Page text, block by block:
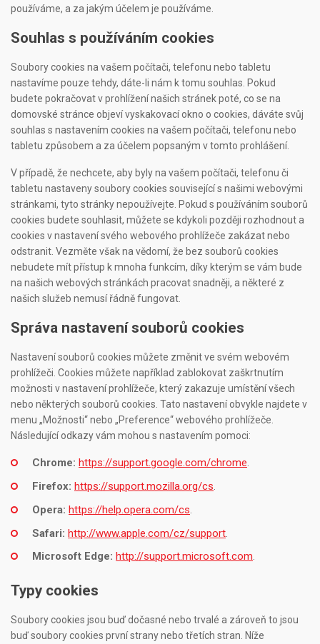
používáme, a za jakým účelem je používáme.
Souhlas s používáním cookies
Soubory cookies na vašem počítači, telefonu nebo tabletu
nastavíme pouze tehdy, dáte-li nám k tomu souhlas. Pokud
budete pokračovat v prohlížení našich stránek poté, co se na
domovské stránce objeví vyskakovací okno o cookies, dáváte svůj
souhlas s nastavením cookies na vašem počítači, telefonu nebo
tabletu způsobem a za účelem popsaným v tomto prohlášení.
V případě, že nechcete, aby byly na vašem počítači, telefonu či
tabletu nastaveny soubory cookies související s našimi webovými
stránkami, tyto stránky nepoužívejte. Pokud s používáním souborů
cookies budete souhlasit, můžete se kdykoli později rozhodnout a
cookies v nastavení svého webového prohlížeče zakázat nebo
odstranit. Vezměte však na vědomí, že bez souborů cookies
nebudete mít přístup k mnoha funkcím, díky kterým se vám bude
na našich webových stránkách pracovat snadněji, a některé z
našich služeb nemusí řádně fungovat.
Správa nastavení souborů cookies
Nastavení souborů cookies můžete změnit ve svém webovém
prohlížeči. Cookies můžete například zablokovat zaškrtnutím
možnosti v nastavení prohlížeče, který zakazuje umístění všech
nebo některých souborů cookies. Tato nastavení obvykle najdete v
menu „Možnosti“ nebo „Preference“ webového prohlížeče.
Následující odkazy vám mohou s nastavením pomoci:
Chrome: https://support.google.com/chrome.
Firefox: https://support.mozilla.org/cs.
Opera: https://help.opera.com/cs.
Safari: http://www.apple.com/cz/support
Microsoft Edge: http://support.microsoft.com.
Typy cookies
Soubory cookies jsou buď dočasné nebo trvalé a zároveň to jsou
buď soubory cookies první strany nebo třetích stran. Níže